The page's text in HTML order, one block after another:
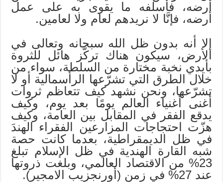
أرضه، فأسلفه ما يقوى به على عمل
أرضه، فإنَّا لا نريدهم لعام ولا لعامين.
إلا أنه بدون ظل الله سبحانه وتعالى في
الأرض، سيكون هناك تركّز هائل للثروة
بأيدي نخبة مختارة من السلطة، سواء من
خلال الطرق التي تشرّعها الرأسمالية أو لا
تشرّعها، ونحن نشهد كيف تتعاظم ثروات
أغنى أغنياء العالم يومًا بعد يوم، وكيف
يدقع الفقر في المقابل بين العامة، وكيف
هزّت احتجاجات المزارعين الفقراء الهندَ
في ظل الديمقراطية، بعدما كانت حصة
شبه القارة الهندية في ظل الإسلام تبلغ
23% من الاقتصاد العالمي، وبلغت ذروتها
عند 27% في زمن (أورنجزيب الامجير).